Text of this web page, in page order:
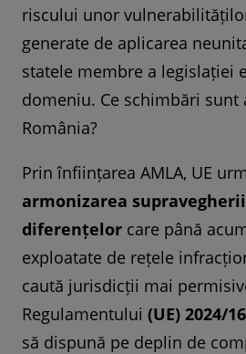
riscului unor
generate de aplicarea
statele membre a legislației
domeniu. Ce schimbări sunt
România?
Prin înființarea AMLA, UE
armonizarea supravegherii
diferențelor care până
exploatate de rețele
caută jurisdicții mai
Regulamentului (UE) 2024/
să dispună pe deplin de